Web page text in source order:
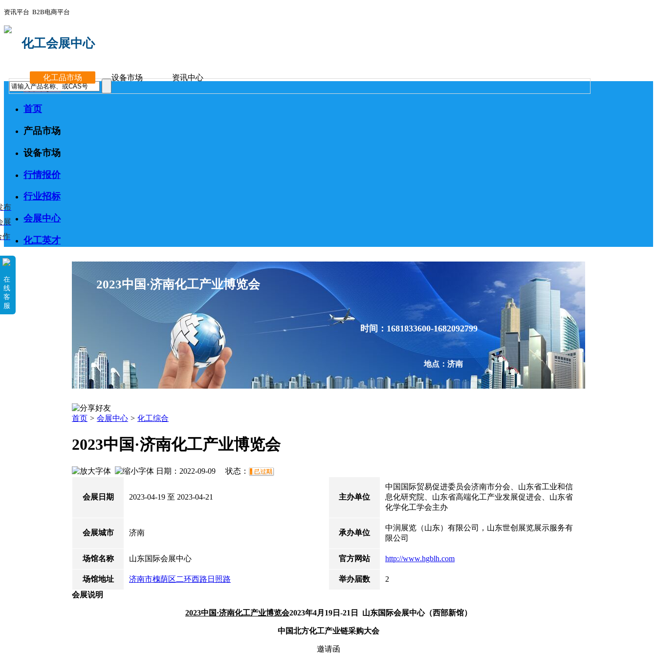
资讯平台 B2B电商平台
化工会展中心
化工品市场 设备市场 资讯中心
分类导航
首页
产品市场
设备市场
行情报价
行业招标
会展中心
化工英才
布
展
作
在
线
客
服
2023中国·济南化工产业博览会
时间：1681833600-1682092799
地点：济南
首页 > 会展中心 > 化工综合
2023中国·济南化工产业博览会
日期：2022-09-09 状态：
会展日期 2023-04-19 至 2023-04-21 主办单位
中国国际贸易促进委员会济南市分会、山东省工业和信
息化研究院、山东省高端化工产业发展促进会、山东省
化学化工学会主办
会展城市 济南 承办单位
中润展览（山东）有限公司，山东世创展览展示服务有
限公司
场馆名称 山东国际会展中心 官方网站 http://www.hgblh.com
场馆地址 济南市槐荫区二环西路日照路 举办届数
2
会展说明
2023中国·济南化工产业博览会2023年4月19日-21日 山东国际会展中心（西部新馆）
中国北方化工产业链采购大会
邀请函